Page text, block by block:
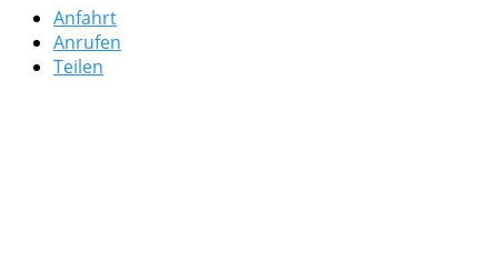
Anfahrt
Anrufen
Teilen